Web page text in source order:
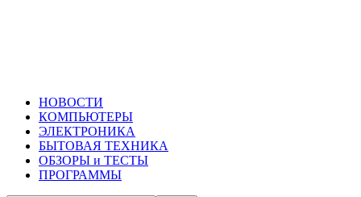
НОВОСТИ
КОМПЬЮТЕРЫ
ЭЛЕКТРОНИКА
БЫТОВАЯ ТЕХНИКА
ОБЗОРЫ и ТЕСТЫ
ПРОГРАММЫ